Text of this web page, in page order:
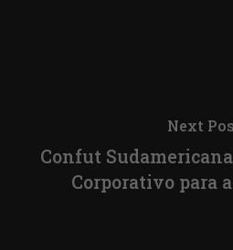
Next
Confut
Corporativo para